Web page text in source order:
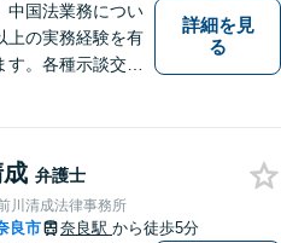
中国法業務につい
上の実務経験を有
す。各種示談交
詳細を見
る
弁護士
川清成法律事務所
良市 奈良駅 から徒歩5分